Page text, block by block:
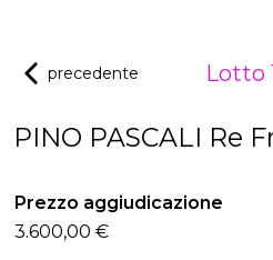
precedente Lotto
PINO PASCALI Re
Prezzo aggiudicazione
3.600,00 €